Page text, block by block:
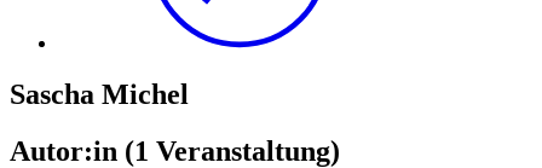
Sascha Michel
Autor:in (1 Veranstaltung)